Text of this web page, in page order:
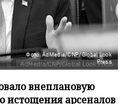
Фото: AdMedia/CNP/Global Look
Press
внеплановую
истощения арсеналов